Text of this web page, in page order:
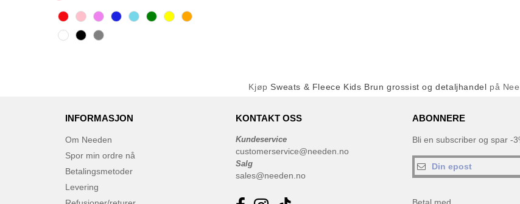
Kjøp Sweats & Fleece Kids Brun grossist og detaljhandel på
INFORMASJON
Om Needen
Spor min ordre nå
Betalingsmetoder
Levering
KONTAKT OSS
Kundeservice
customerservice@needen.no
Salg
sales@needen.no
ABONNERE
Bli en subscriber og spar -